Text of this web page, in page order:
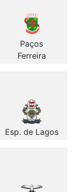
Paços
Ferreira
Esp. de Lagos